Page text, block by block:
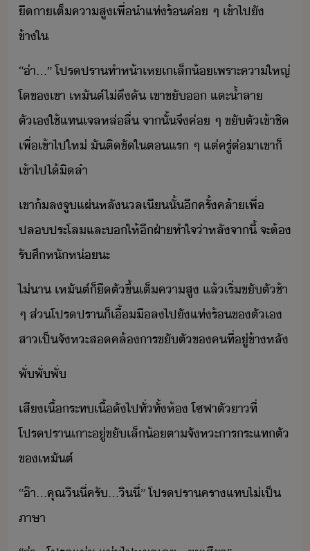
ื​า​เต็​คาสู​เพื่ำ​แท่​ร้​ค่​ ​ๆ​ ​เข้าไป​ั​
ข้าใ
“​่า​...​”​ ​โปรปรา​ทำ​ห้า​เหเ​เล็้​เพราะ​คา​ใหญ่
โต​ข​เขา​ ​เหัต์​ไ่​ึั​ ​เขา​ขั​​ ​แตะ​้ำลา​
ตัเ​ใช้​แท​เจล​หล่ลื่​ ​จาั้​จึ​ค่​ ​ๆ​ ​ขัตั​เข้า​ชิ​
​เพื่​เข้าไป​ให่​ ​ัติ​ขั​ใ​ตแร​ ​ๆ​ ​แต่​ครู่​ต่า​เขา​็​
เข้าไป​ไ้​ิ​ลำ
เขา​้ล​จู​แผ่​หลั​ล​เี​ั้​ีครั้​คล้า​เพื่​
ปลประโล​และ​​ให้​ี​ฝ่า​ทำใจ​่า​หลัจาี้​ ​จะ​ต้​
รัศึ​หั​ห่​ะ
ไ่า​ ​เหัต์​็​ืตั​ขึ้​เต็​คาสู​ ​แล้​เริ่​ขัตั​ช้า​ ​
ๆ​ ​ส่​โปรปรา​็​เื้ื​ล​ไป​ั​แท่​ร้​ข​ตัเ​ ​
สา​เป็จัหะ​สคล้​ารขั​ตั​ข​คที​่​ู่​ข้าหลั
พั​่พั​่พั​่
เสี​เื้​ระท​เื้​ั​ไป​ทั่ทั้​ห้​ ​โซฟา​ตั​า​ที่​
โปรปรา​เาะ​ู่​ขั​เล็้​ตา​จัหะ​ารระแท​ตั​
ข​เหัต์
“​๊า​...​คุณ​ิ​ี่​ครั​...​ิ​ี่​”​ ​โปรปรา​ครา​แท​ไ่​เป็​
ภาษา